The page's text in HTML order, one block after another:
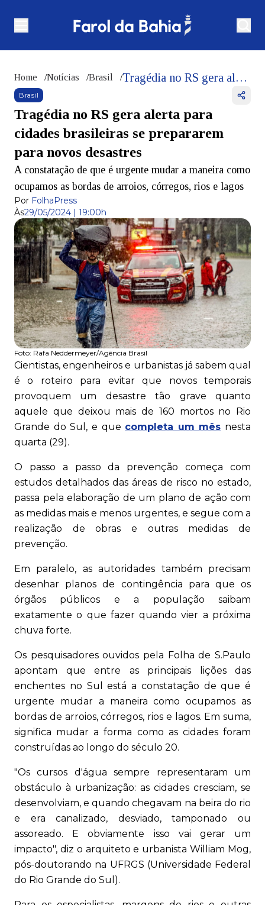
Home /Notícias /Brasil / Tragédia no RS gera alerta para cidades brasileiras se prepararem para novos desastres
Brasil
Tragédia no RS gera alerta para
cidades brasileiras se prepararem
para novos desastres
A constatação de que é urgente mudar a maneira como
ocupamos as bordas de arroios, córregos, rios e lagos
Por FolhaPress
Às29/05/2024 | 19:00h
Foto: Rafa Neddermeyer/Agência Brasil
Cientistas, engenheiros e urbanistas já sabem qual
é o roteiro para evitar que novos temporais
provoquem um desastre tão grave quanto
aquele que deixou mais de 160 mortos no Rio
Grande do Sul, e que completa um mês nesta
quarta (29).
O passo a passo da prevenção começa com
estudos detalhados das áreas de risco no estado,
passa pela elaboração de um plano de ação com
as medidas mais e menos urgentes, e segue com a
realização de obras e outras medidas de
prevenção.
Em paralelo, as autoridades também precisam
desenhar planos de contingência para que os
órgãos públicos e a população saibam
exatamente o que fazer quando vier a próxima
chuva forte.
Os pesquisadores ouvidos pela Folha de S.Paulo
apontam que entre as principais lições das
enchentes no Sul está a constatação de que é
urgente mudar a maneira como ocupamos as
bordas de arroios, córregos, rios e lagos. Em suma,
significa mudar a forma como as cidades foram
construídas ao longo do século 20.
"Os cursos d'água sempre representaram um
obstáculo à urbanização: as cidades cresciam, se
desenvolviam, e quando chegavam na beira do rio
e era canalizado, desviado, tamponado ou
assoreado. E obviamente isso vai gerar um
impacto", diz o arquiteto e urbanista William Mog,
pós-doutorando na UFRGS (Universidade Federal
do Rio Grande do Sul).